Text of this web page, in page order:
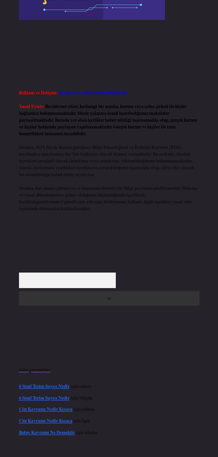
Reklam ve İletişim:Skype: live:.cid.575569c608265c69
Yasal Uyarı: Bu internet sitesi, herhangi bir marka, kurum veya şahıs şirketi ile hiçbir
bağlantısı bulunmamaktadır. Sitede yalnızca kendi hazırladığımız makaleler
paylaşılmaktadır. Burada yer alan içerikler haber niteliği taşımamakta olup, gerçek kurum
ve kişiler hakkında paylaşım yapılmamaktadır. Gerçek kurum ve kişiler ile isim
benzerlikleri tamamen tesadüfidir.
Sitemiz, 5651 Sayılı Kanun gereğince Bilgi Teknolojileri ve İletişim Kurumu (BTK)
tarafından onaylanmış bir Yer Sağlayıcı olarak hizmet vermektedir. Bu nedenle, sitedeki
içerikleri proaktif olarak denetleme veya araştırma yükümlülüğümüz bulunmamaktadır.
Ancak, üyelerimiz yazdıkları içeriklerin sorumluluğunu taşımakta olup, siteye üye olarak
bu sorumluluğu kabul etmiş sayılırlar.
Sitemiz, kar amacı gütmeyen ve tamamen ücretsiz bir bilgi paylaşım platformudur. Hukuka
ve yasal düzenlemelere aykırı olduğunu düşündüğünüz içerikleri,
backlinkpanelicomtr@gmail.com adresine bildirmeniz halinde, ilgili içerikler yasal süre
içerisinde sitemizden kaldırılacaktır.
Son yorumlar
6 Sınıf Terim Sayısı Nediriçin admin
6 Sınıf Terim Sayısı Nediriçin Nilgün
Cüz Kavramı Nedir Kısacaiçin admin
Cüz Kavramı Nedir Kısacaiçin
İpek
Buluş Kavramı Ne Demektiriçin admin